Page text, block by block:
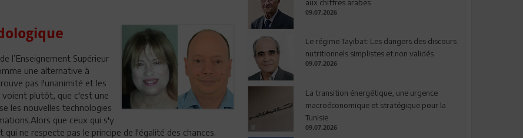
l’Enseignement Supérieur
une alternative à
pas l'unanimité et les
plutôt, que c'est une
les nouvelles technologies
que ceux qui s'y
ne respecte pas le principe de l'égalité des chances.
aux chiffres arabes
09.07.2026
Le régime Tayibat: Les dangers des discours
nutritionnels simplistes et non validés
09.07.2026
La transition énergétique, une urgence
macroéconomique et stratégique pour la
Tunisie
09.07.2026